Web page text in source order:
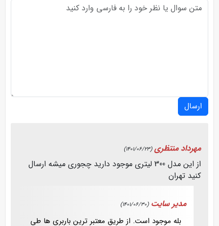
ارسال
مهرداد منتظری(1401/06/23)
از این مدل 300 لیتری موجود دارید چجوری میشه ارسال
کنید تهران
مدیر سایت (1401/06/30)
بله موجود است. از طریق معتبر ترین باربری ها طی